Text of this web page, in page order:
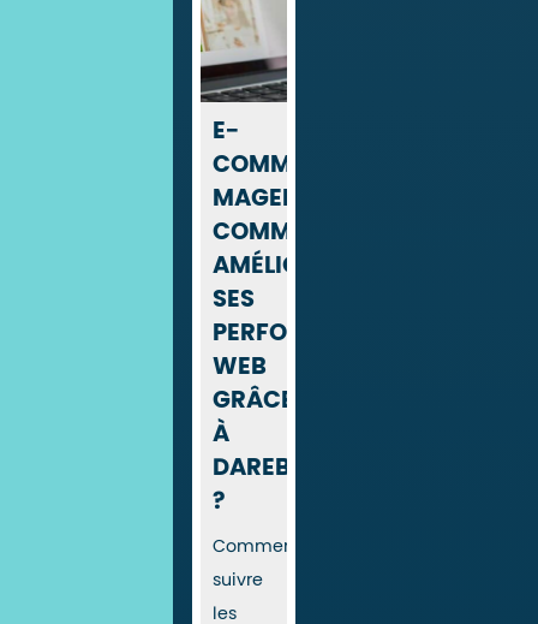
E-
COMMERCE
MAGENTO,
COMMENT
AMÉLIORER
SES
PERFORMANCES
WEB
GRÂCE
À
DAREBOOST
?
Comment
suivre
les